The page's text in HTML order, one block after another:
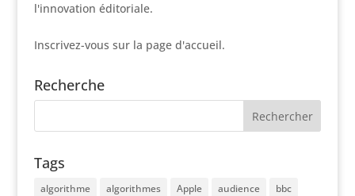
l'innovation éditoriale.
Inscrivez-vous sur la page d'accueil.
Recherche
Tags
algorithme algorithmes Apple audience
bbc